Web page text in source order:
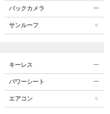
バックカメラ ー
サンルーフ ○
キーレス ー
パワーシート ー
エアコン ○